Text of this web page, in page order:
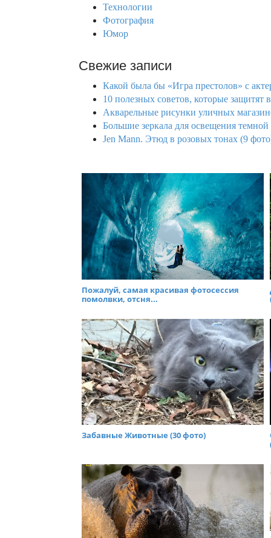
Технологии
Фотография
Юмор
Свежие записи
Какой была бы «Игра престолов» с
10 полезных советов, которые защитят
Акварельные рисунки уличных
Большие зеркала для освещения
Jen Mann. Этюд в розовых тонах (9
Пожалуй, самая красивая фотосессия
помолвки, отсня...
Забавные Животные (30 фото)